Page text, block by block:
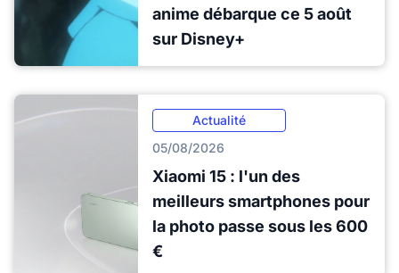
anime débarque ce 5 août
sur Disney+
Actualité
05/08/2026
Xiaomi 15 : l'un des
meilleurs smartphones pour
la photo passe sous les 600
€